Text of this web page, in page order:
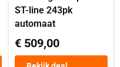
ST-line 243pk
automaat
€ 509,00